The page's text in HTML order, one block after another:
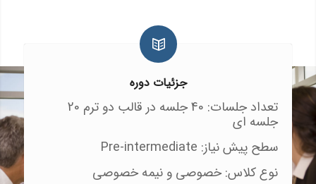
جزئیات دوره
تعداد جلسات: 40 جلسه در قالب دو ترم 20
جلسه ای
سطح پیش نیاز: Pre-intermediate
نوع کلاس: خصوصی و نیمه خصوصی